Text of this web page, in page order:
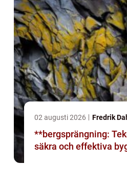
02 augusti 2026 Fredrik
**bergsprängning:
säkra och effektiva